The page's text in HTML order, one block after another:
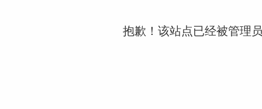
抱歉！该站点已经被管理